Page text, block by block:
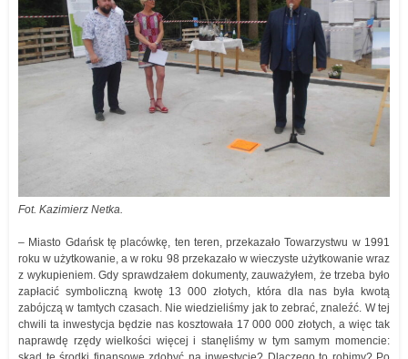
Fot. Kazimierz Netka.
– Miasto Gdańsk tę placówkę, ten teren, przekazało Towarzystwu w 1991
roku w użytkowanie, a w roku 98 przekazało w wieczyste użytkowanie wraz
z wykupieniem. Gdy sprawdzałem dokumenty, zauważyłem, że trzeba było
zapłacić symboliczną kwotę 13 000 złotych, która dla nas była kwotą
zabójczą w tamtych czasach. Nie wiedzieliśmy jak to zebrać, znaleźć. W tej
chwili ta inwestycja będzie nas kosztowała 17 000 000 złotych, a więc tak
naprawdę rzędy wielkości więcej i stanęliśmy w tym samym momencie: